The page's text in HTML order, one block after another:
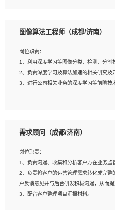
研发管理流程建设经验；
种常用框架和技术Springboot、Shiro、
常用脚本语言，较丰富的线上系统运维经验
相关的解决方案，包括视频分析、图像识别
AI算法框架，对人脸识别、目标检测、图
解。具有AI平台级产品/解决方案从业经验
6、具备良好的客户意识与沟通能力，善于
执行力与抗压力强。
图像算法工程师（成都/济南）
岗位职责：
1、利用深度学习等图像分类、检测、分割
2、负责深度学习及算法加速的相关研究及
3、进行公司相关业务的深度学习等前瞻技
2、2年以上图像处理开发经验，熟悉
建深度学习系统环境；
4、熟悉OPENCV、HALCON等常用图像
5、熟悉主流的分类算法、聚类算法和关
的进行业务建模；
6、对OCR领域有深入的研究，熟悉模型调
需求顾问（成都/济南）
岗位职责：
1、负责沟通、收集和分析客户方在业务监
2、负责将客户的运营管理需求转化成完整
户反馈意见并与后台研发积极沟通，从而提
3、配合客户整理项目汇报材料。